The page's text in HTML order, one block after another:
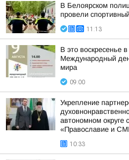
В Белоярском
провели
11:13
В это воскресенье
Международный
мира
09:00
Укрепление
автономном округе
«Православие и
10:33